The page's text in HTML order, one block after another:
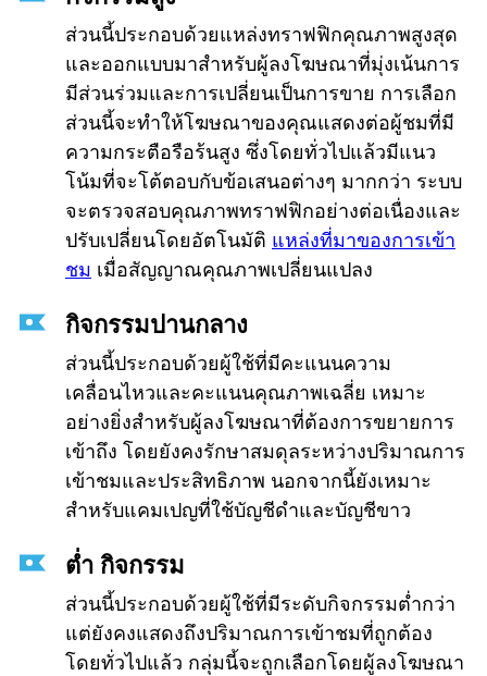
ส่วนนี้ประกอบด้วยแหล่งทราฟฟิกคุณภาพสูงสุด
และออกแบบมาสำหรับผู้ลงโฆษณาที่มุ่งเน้นการ
มีส่วนร่วมและการเปลี่ยนเป็นการขาย การเลือก
ส่วนนี้จะทำให้โฆษณาของคุณแสดงต่อผู้ชมที่มี
ความกระตือรือร้นสูง ซึ่งโดยทั่วไปแล้วมีแนว
โน้มที่จะโต้ตอบกับข้อเสนอต่างๆ มากกว่า ระบบ
จะตรวจสอบคุณภาพทราฟฟิกอย่างต่อเนื่องและ
ปรับเปลี่ยนโดยอัตโนมัติ แหล่งที่มาของการเข้า
ชม เมื่อสัญญาณคุณภาพเปลี่ยนแปลง
กิจกรรมปานกลาง
ส่วนนี้ประกอบด้วยผู้ใช้ที่มีคะแนนความ
เคลื่อนไหวและคะแนนคุณภาพเฉลี่ย เหมาะ
อย่างยิ่งสำหรับผู้ลงโฆษณาที่ต้องการขยายการ
เข้าถึง โดยยังคงรักษาสมดุลระหว่างปริมาณการ
เข้าชมและประสิทธิภาพ นอกจากนี้ยังเหมาะ
สำหรับแคมเปญที่ใช้บัญชีดำและบัญชีขาว
ต่ำ กิจกรรม
ส่วนนี้ประกอบด้วยผู้ใช้ที่มีระดับกิจกรรมต่ำกว่า
แต่ยังคงแสดงถึงปริมาณการเข้าชมที่ถูกต้อง
โดยทั่วไปแล้ว กลุ่มนี้จะถูกเลือกโดยผู้ลงโฆษณา